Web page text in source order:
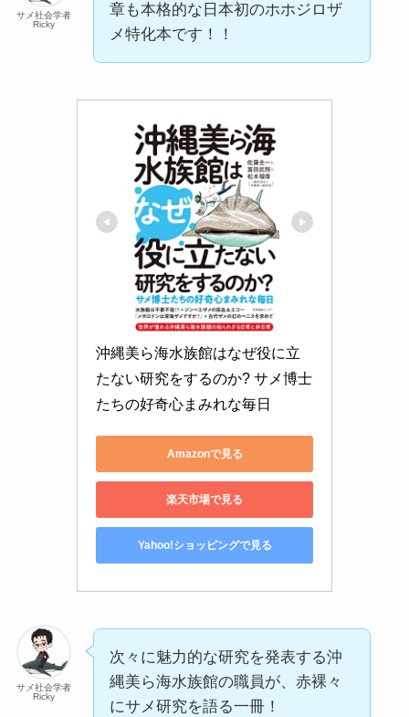
サメ社会学者
Ricky
章も本格的な日本初のホホジロザ
メ特化本です！！
沖縄美ら海水族館はなぜ役に立
たない研究をするのか? サメ博士
たちの好奇心まみれな毎日
Amazonで見る
楽天市場で見る
Yahoo!ショッピングで見る
サメ社会学者
Ricky
次々に魅力的な研究を発表する沖
縄美ら海水族館の職員が、赤裸々
にサメ研究を語る一冊！